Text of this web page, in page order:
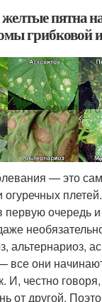
пятна
грибковой
— это
огуречных
первую очередь
альтернариоз,
все они
честно говоря,
от другой.